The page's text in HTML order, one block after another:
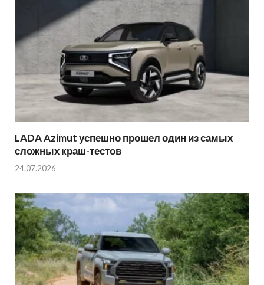
LADA Azimut успешно прошел один из самых
сложных краш-тестов
24.07.2026